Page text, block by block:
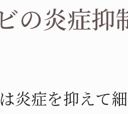
の炎症抑
炎症を抑えて